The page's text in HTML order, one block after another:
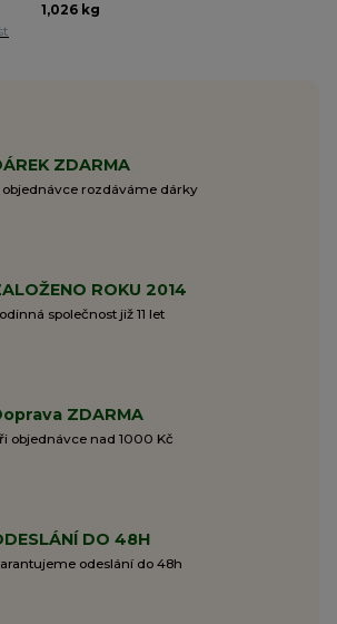
1,026 kg
ZDARMA
objednávce rozdáváme dárky
ROKU 2014
společnost již 11 let
ZDARMA
objednávce nad 1000 Kč
DO 48H
odeslání do 48h